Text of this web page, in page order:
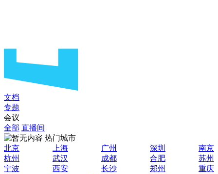
文档
专题
会议
全部 直播间
热门城市
北京
上海 广州 深圳
南京
杭州
武汉 成都 合肥
苏州
宁波
西安 长沙 郑州
重庆